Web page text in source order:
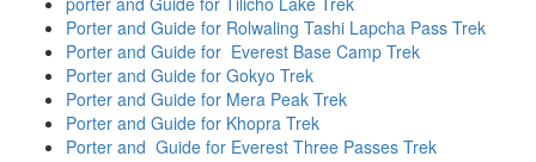
Porter and Guide for Rolwaling Tashi Lapcha Pass Trek
Porter and Guide for Everest Base Camp Trek
Porter and Guide for Gokyo Trek
Porter and Guide for Mera Peak Trek
Porter and Guide for Khopra Trek
Porter and Guide for Everest Three Passes Trek